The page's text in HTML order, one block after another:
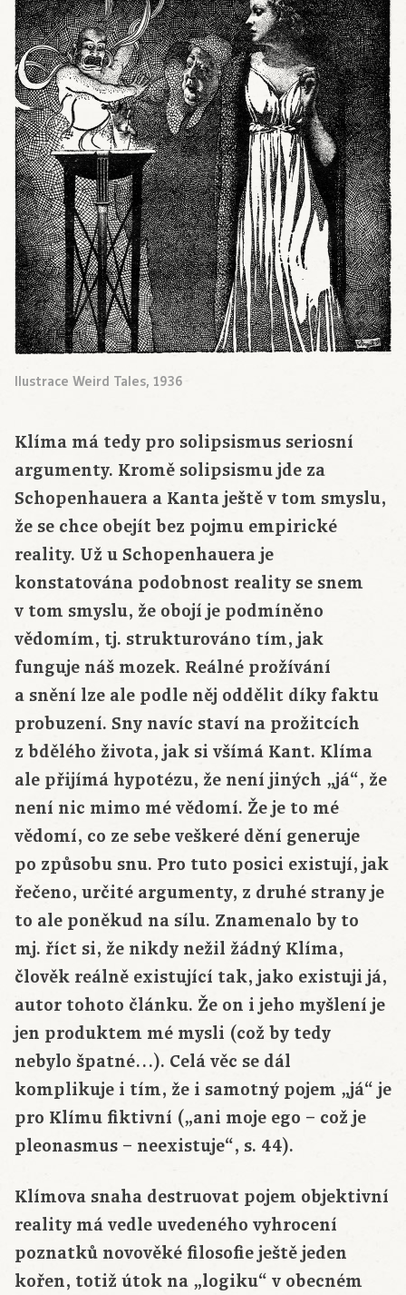
Ilustrace Weird Tales, 1936
Klíma má tedy pro solipsismus seriosní
argumenty. Kromě solipsismu jde za
Schopenhauera a Kanta ještě v tom smyslu,
že se chce obejít bez pojmu empirické
reality. Už u Schopenhauera je
konstatována podobnost reality se snem
v tom smyslu, že obojí je podmíněno
vědomím, tj. strukturováno tím, jak
funguje náš mozek. Reálné prožívání
a snění lze ale podle něj oddělit díky faktu
probuzení. Sny navíc staví na prožitcích
z bdělého života, jak si všímá Kant. Klíma
ale přijímá hypotézu, že není jiných „já“, že
není nic mimo mé vědomí. Že je to mé
vědomí, co ze sebe veškeré dění generuje
po způsobu snu. Pro tuto posici existují, jak
řečeno, určité argumenty, z druhé strany je
to ale poněkud na sílu. Znamenalo by to
mj. říct si, že nikdy nežil žádný Klíma,
člověk reálně existující tak, jako existuji já,
autor tohoto článku. Že on i jeho myšlení je
jen produktem mé mysli (což by tedy
nebylo špatné…). Celá věc se dál
komplikuje i tím, že i samotný pojem „já“ je
pro Klímu fiktivní („ani moje ego – což je
pleonasmus – neexistuje“, s. 44).
Klímova snaha destruovat pojem objektivní
reality má vedle uvedeného vyhrocení
poznatků novověké filosofie ještě jeden
kořen, totiž útok na „logiku“ v obecném